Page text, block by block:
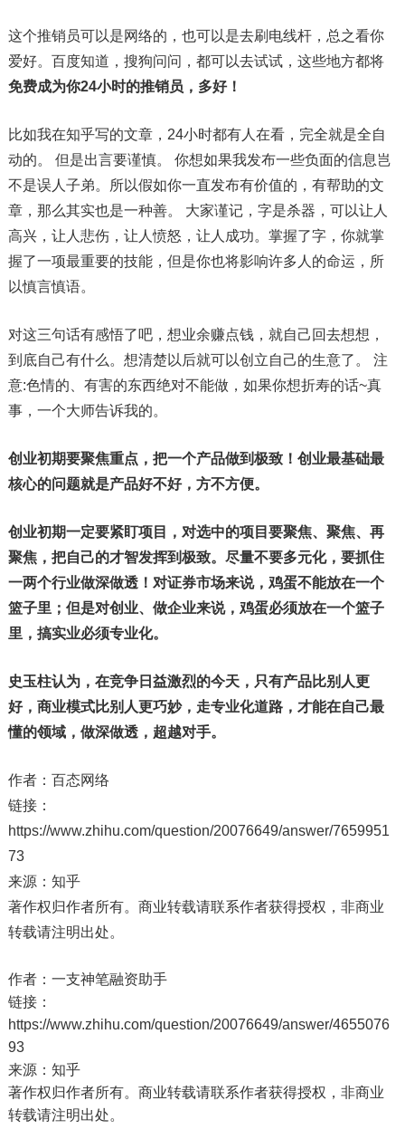
这个推销员可以是网络的，也可以是去刷电线杆，总之看你
爱好。百度知道，搜狗问问，都可以去试试，这些地方都将
免费成为你24小时的推销员，多好！
比如我在知乎写的文章，24小时都有人在看，完全就是全自
动的。 但是出言要谨慎。 你想如果我发布一些负面的信息岂
不是误人子弟。所以假如你一直发布有价值的，有帮助的文
章，那么其实也是一种善。 大家谨记，字是杀器，可以让人
高兴，让人悲伤，让人愤怒，让人成功。掌握了字，你就掌
握了一项最重要的技能，但是你也将影响许多人的命运，所
以慎言慎语。
对这三句话有感悟了吧，想业余赚点钱，就自己回去想想，
到底自己有什么。想清楚以后就可以创立自己的生意了。 注
意:色情的、有害的东西绝对不能做，如果你想折寿的话~真
事，一个大师告诉我的。
创业初期要聚焦重点，把一个产品做到极致！创业最基础最
核心的问题就是产品好不好，方不方便。
创业初期一定要紧盯项目，对选中的项目要聚焦、聚焦、再
聚焦，把自己的才智发挥到极致。尽量不要多元化，要抓住
一两个行业做深做透！对证券市场来说，鸡蛋不能放在一个
篮子里；但是对创业、做企业来说，鸡蛋必须放在一个篮子
里，搞实业必须专业化。
史玉柱认为，在竞争日益激烈的今天，只有产品比别人更
好，商业模式比别人更巧妙，走专业化道路，才能在自己最
懂的领域，做深做透，超越对手。
作者：百态网络
链接：
https://www.zhihu.com/question/20076649/answer/7659951
73
来源：知乎
著作权归作者所有。商业转载请联系作者获得授权，非商业
转载请注明出处。
作者：一支神笔融资助手
链接：
https://www.zhihu.com/question/20076649/answer/4655076
93
来源：知乎
著作权归作者所有。商业转载请联系作者获得授权，非商业
转载请注明出处。